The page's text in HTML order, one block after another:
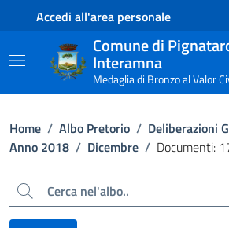
Contenuto principale
Piede di paginaAccedi all'area personale
Comune di
Interamna
Medaglia di Bronzo al Valor
Home / Albo Pretorio / Deliberazioni
Anno 2018 / Dicembre / Documenti:
Cerca